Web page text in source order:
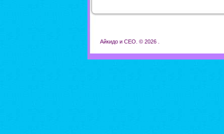
Айкидо и СЕО. © 2026 .